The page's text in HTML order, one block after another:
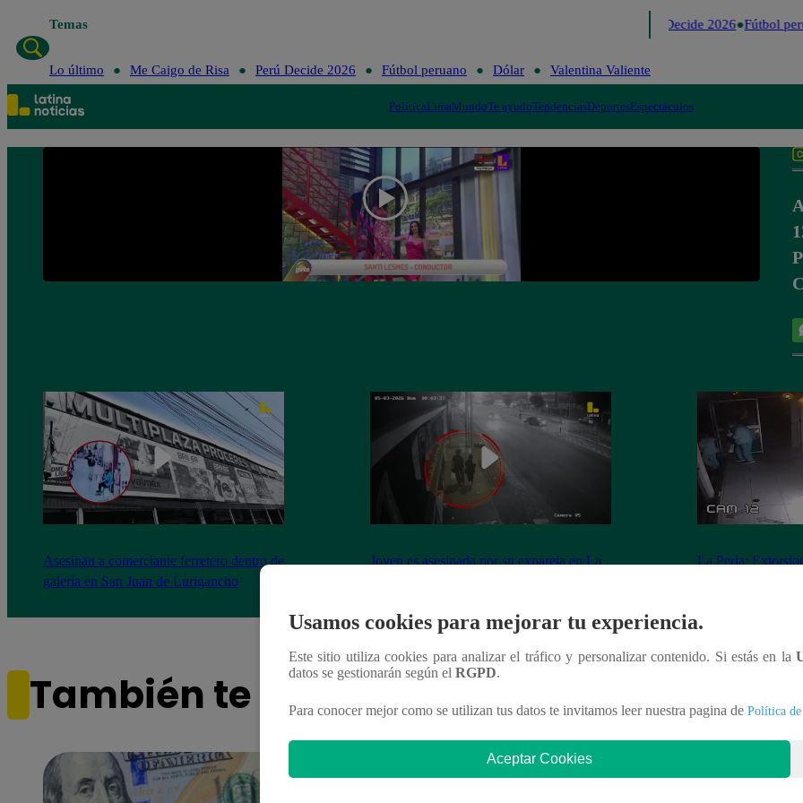
Temas Perú Decide 2026 Fútbol
Lo último Me Caigo de Risa Perú Decide 2026 Fútbol peruano Dólar Valentina Valiente
PolíticaLimaMundoTe ayudoTendenciasDeportesEspectáculos
Asesinan a comerciante ferretero dentro de
galería en San Juan de Lurigancho
Joven es asesinada por su expareja en La
La Perla:
También te puede interesar
Usamos cookies para mejorar tu experiencia.
Este sitio utiliza cookies para analizar el tráfico y personalizar contenido. Si estás en la
datos se gestionarán según el RGPD.
Para conocer mejor como se utilizan tus datos te invitamos leer nuestra pagina de Política
Aceptar Cookies